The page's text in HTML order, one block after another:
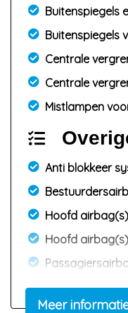
Buitenspiegels
Buitenspiegels
Centrale
Centrale
Mistlampen
Anti blokkeer
Hoofd
Hoofd
Zij airbag(s)
Meer